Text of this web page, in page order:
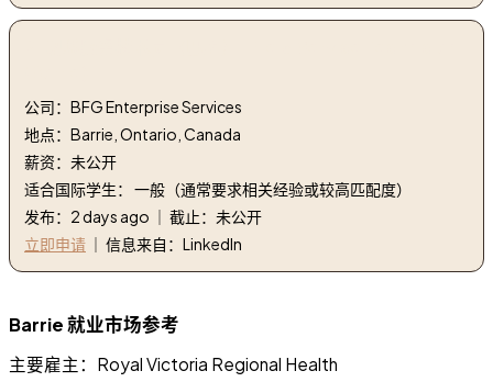
公司：BFG Enterprise Services
地点：Barrie, Ontario, Canada
薪资：未公开
适合国际学生： 一般（通常要求相关经验或较高匹配度）
发布：2 days ago ｜ 截止：未公开
立即申请 ｜ 信息来自：LinkedIn
Barrie 就业市场参考
主要雇主：Royal Victoria Regional Health